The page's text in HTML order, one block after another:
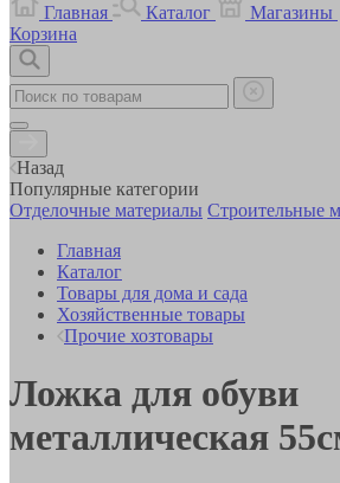
Главная
Каталог Магазины
Корзина
Назад
Популярные категории
Отделочные материалы Строительные
Главная
Каталог
Товары для дома и сада
Хозяйственные товары
Прочие хозтовары
Ложка для обуви
металлическая